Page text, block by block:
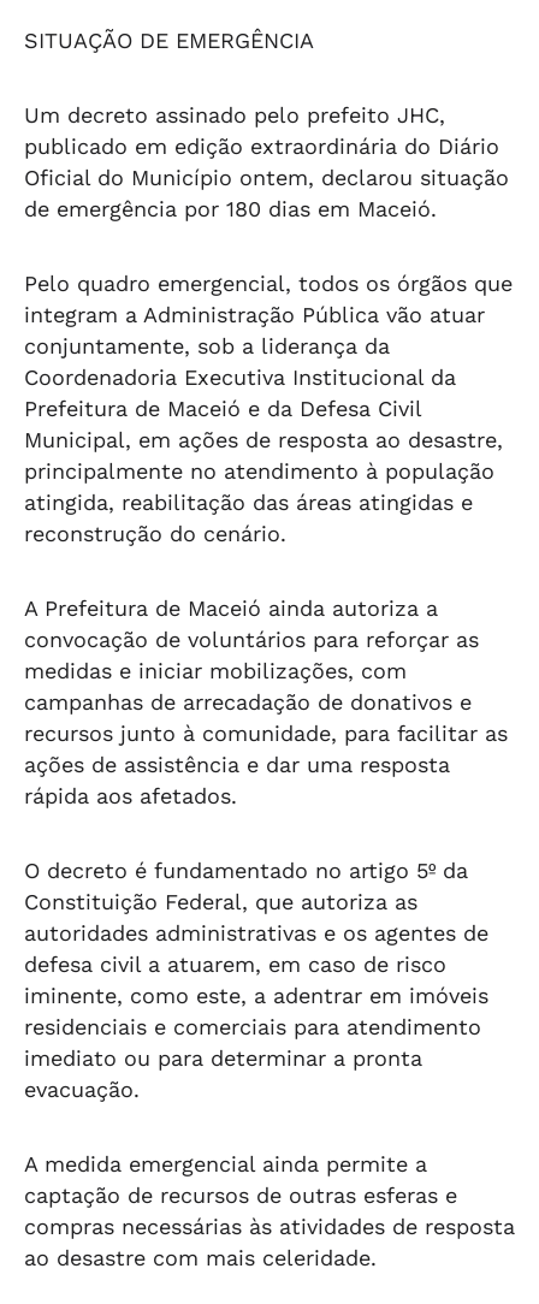
SITUAÇÃO DE EMERGÊNCIA
Um decreto assinado pelo prefeito JHC,
publicado em edição extraordinária do Diário
Oficial do Município ontem, declarou situação
de emergência por 180 dias em Maceió.
Pelo quadro emergencial, todos os órgãos que
integram a Administração Pública vão atuar
conjuntamente, sob a liderança da
Coordenadoria Executiva Institucional da
Prefeitura de Maceió e da Defesa Civil
Municipal, em ações de resposta ao desastre,
principalmente no atendimento à população
atingida, reabilitação das áreas atingidas e
reconstrução do cenário.
A Prefeitura de Maceió ainda autoriza a
convocação de voluntários para reforçar as
medidas e iniciar mobilizações, com
campanhas de arrecadação de donativos e
recursos junto à comunidade, para facilitar as
ações de assistência e dar uma resposta
rápida aos afetados.
O decreto é fundamentado no artigo 5º da
Constituição Federal, que autoriza as
autoridades administrativas e os agentes de
defesa civil a atuarem, em caso de risco
iminente, como este, a adentrar em imóveis
residenciais e comerciais para atendimento
imediato ou para determinar a pronta
evacuação.
A medida emergencial ainda permite a
captação de recursos de outras esferas e
compras necessárias às atividades de resposta
ao desastre com mais celeridade.